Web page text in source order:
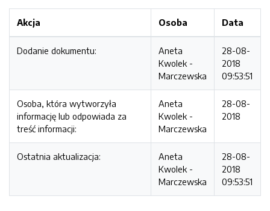
Akcja Osoba Data
Dodanie dokumentu:
Aneta
Kwolek -
Marczewska
28-08-
2018
09:53:51
Osoba, która wytworzyła
informację lub odpowiada za
treść informacji:
Aneta
Kwolek -
Marczewska
28-08-
2018
Ostatnia aktualizacja:
Aneta
Kwolek -
Marczewska
28-08-
2018
09:53:51